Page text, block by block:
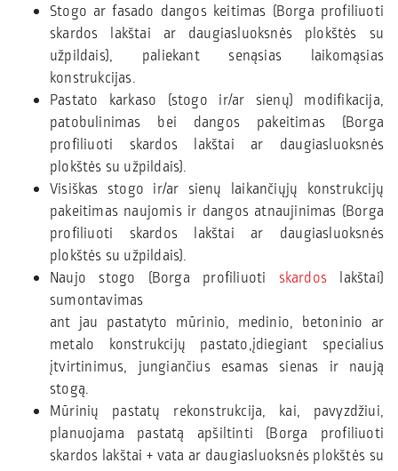
Stogo ar fasado dangos keitimas (Borga profiliuoti
skardos lakštai ar daugiasluoksnės plokštės su
užpildais), paliekant senąsias laikomąsias
konstrukcijas.
Pastato karkaso (stogo ir/ar sienų) modifikacija,
patobulinimas bei dangos pakeitimas (Borga
profiliuoti skardos lakštai ar daugiasluoksnės
plokštės su užpildais).
Visiškas stogo ir/ar sienų laikančiųjų konstrukcijų
pakeitimas naujomis ir dangos atnaujinimas (Borga
profiliuoti skardos lakštai ar daugiasluoksnės
plokštės su užpildais).
Naujo stogo (Borga profiliuoti skardos lakštai)
sumontavimas
ant jau pastatyto mūrinio, medinio, betoninio ar
metalo konstrukcijų pastato,įdiegiant specialius
įtvirtinimus, jungiančius esamas sienas ir naują
stogą.
Mūrinių pastatų rekonstrukcija, kai, pavyzdžiui,
planuojama pastatą apšiltinti (Borga profiliuoti
skardos lakštai + vata ar daugiasluoksnės plokštės su